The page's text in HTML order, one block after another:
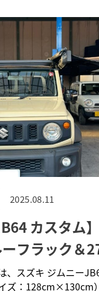
2025.08.11
カスタム】
フラック＆
着でアウト
、スズキ ジムニー
ズ：128cm×130cm